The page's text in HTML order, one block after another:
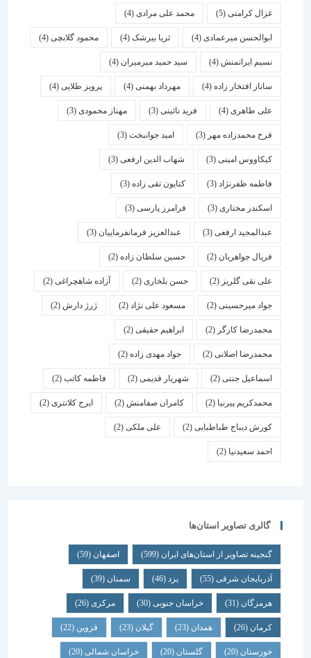
غزال کرامتی(5) محمد علی مرادی(4)
ابوالحسن میرعمادی(4) ثریا بیرشک(4) محمود گلابچی(4)
نسیم ایرانمنش(4) سید حمید میرمیران(4)
ساناز افتخار زاده(4) مهرداد بهمنی (4) پرویز طلایی(4)
علی طاهری(4) فرید نائینی(3) مهناز محمودی(3)
فرخ محمدزاده مهر(3) امید جوانبخت(3)
کیکاووس امینی(3) شهاب الدین ارفعی(3)
فاطمه ظفرنژاد(3) کتایون تقی زاده(3)
اسكندر مختاری (3) فرامرز پارسی(3)
عبدالمجید ارفعی(3) عبدالعزیز فرمانفرماییان(3)
فریال جواهریان(2) حسین سلطان زاده(2)
علی نقی گلریز(2) حسن بلخاری(2) آزاده شاهچراغی(2)
جواد میرحسینی(2) مسعود علی نژاد(2) ژرژ دارش (2)
محمدرضا کارگر(2) ابراهیم حقیقی(2)
محمدرضا اصلانی(2) جواد مهدی زاده(2)
اسماعیل جنتی(2) شهریار قدیمی(2) فاطمه کاتب(2)
محمدکریم پیرنیا (2) کامران صفامنش(2) ایرج کلانتری (2)
کورش دیباج طباطبایی(2) علی ملکی(2)
احمد سعیدنیا (2)
گالری تصاویر استان‌ها
گنجینه تصاویر از استان‌های ایران(599) اصفهان (59)
آذربایجان شرقی(55) یزد سمنان (39)
هرمزگان(31) خراسان جنوبی(30) مرکزی (26)
همدان گیلان قزوین
خوزستان(20) گلستان (20) خراسان شمالی(20)